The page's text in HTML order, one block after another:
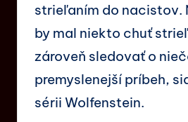
strieľaním do nacistov.
by mal niekto chuť
zároveň sledovať o
premyslenejší príbeh,
sérii Wolfenstein.